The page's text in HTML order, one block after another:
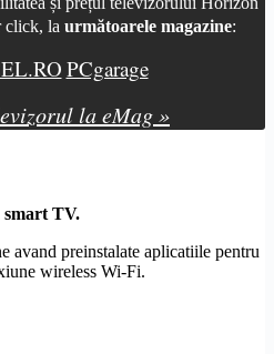
click, la următoarele magazine:
PCgarage
la eMag »
smart TV.
avand preinstalate aplicatiile pentru
wireless Wi-Fi.